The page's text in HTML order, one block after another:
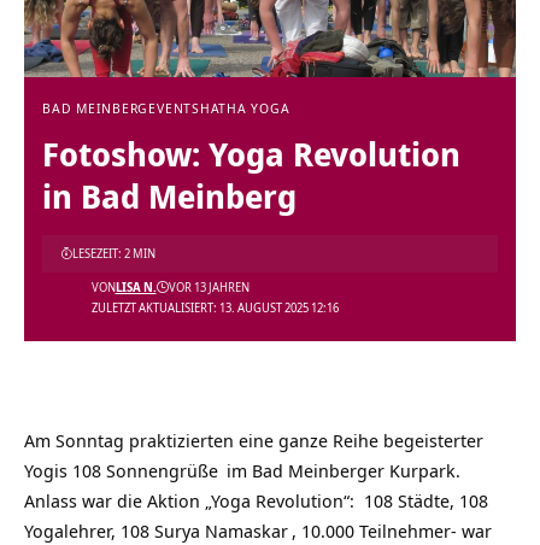
BAD MEINBERG EVENTSHATHA YOGA
Fotoshow: Yoga Revolution
in Bad Meinberg
ZULETZT AKTUALISIERT: 13. AUGUST 2025 12:16
VONLISA N. VOR 13 JAHREN
LESEZEIT: 2 MIN
Am Sonntag praktizierten eine ganze Reihe begeisterter
Yogis 108 Sonnengrüße im Bad Meinberger Kurpark.
Anlass war die Aktion „Yoga Revolution“: 108 Städte, 108
Yogalehrer, 108 Surya Namaskar , 10.000 Teilnehmer- war